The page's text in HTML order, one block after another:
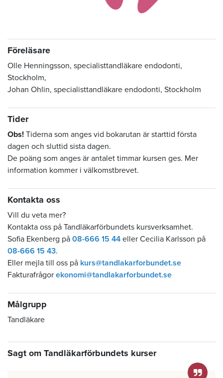
Föreläsare
Olle Henningsson, specialisttandläkare endodonti,
Stockholm,
Johan Ohlin, specialisttandläkare endodonti, Stockholm
Tider
Obs! Tiderna som anges vid bokarutan är starttid första
dagen och sluttid sista dagen.
De poäng som anges är antalet timmar kursen ges. Mer
information kommer i välkomstbrevet.
Kontakta oss
Vill du veta mer?
Kontakta oss på Tandläkarförbundets kursverksamhet.
Sofia Ekenberg på 08-666 15 44 eller Cecilia Karlsson på
08-666 15 43.
Eller mejla till oss på kurs@tandlakarforbundet.se
Fakturafrågor ekonomi@tandlakarforbundet.se
Målgrupp
Tandläkare
Sagt om Tandläkarförbundets kurser